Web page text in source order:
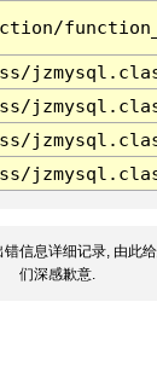
错信息详细记录, 由此
们深感歉意.